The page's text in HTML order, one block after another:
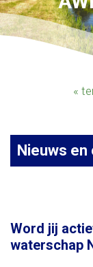
«
Nieuws
Word jij
waterschap